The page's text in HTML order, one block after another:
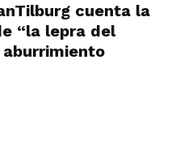
cuenta la
“la lepra del
aburrimiento